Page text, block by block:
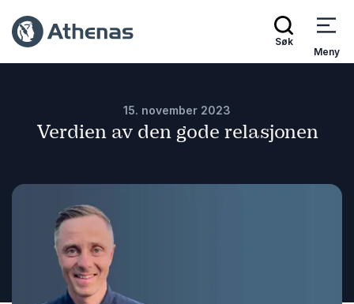
Søk
Meny
15. november 2023
Verdien av den gode relasjonen